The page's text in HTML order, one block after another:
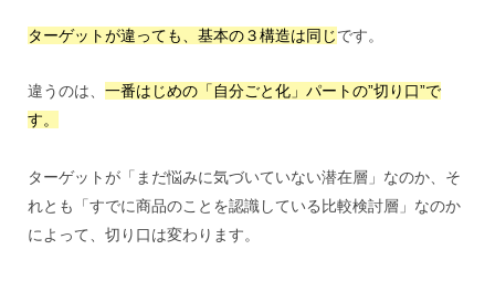
ターゲットが違っても、基本の３構造は同じです。
違うのは、 一番はじめの「自分ごと化」パートの”切り口”で
す。
ターゲットが「まだ悩みに気づいていない潜在層」なのか、そ
れとも「すでに商品のことを認識している比較検討層」なのか
によって、切り口は変わります。